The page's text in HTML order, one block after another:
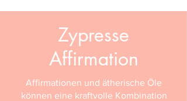
Zypresse
Affirmation
Affirmationen und ätherische Öle
können eine kraftvolle Kombination